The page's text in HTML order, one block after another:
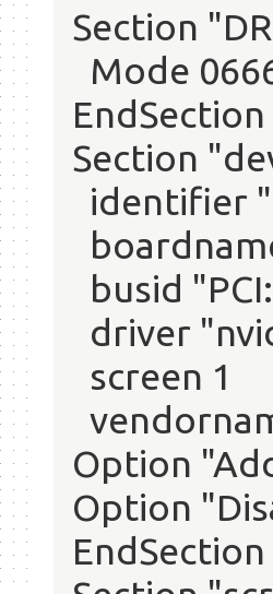
Section
Mode
EndSection
Section
identifier
busid
driver
screen 1
Option
Option
EndSection